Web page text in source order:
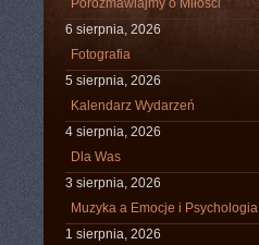
Porozmawiajmy o Miłości
6 sierpnia, 2026
Fotografia
5 sierpnia, 2026
Kalendarz Wydarzeń
4 sierpnia, 2026
Dla Was
3 sierpnia, 2026
Muzyka a Emocje i Psychologia
1 sierpnia, 2026